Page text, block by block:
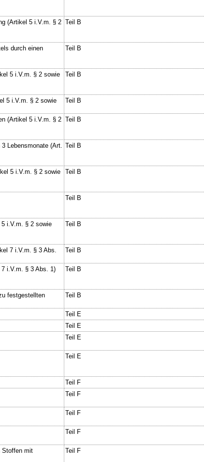
(Artikel 5 i.V.m. § 2 Teil B
durch einen
Teil B
5 i.V.m. § 2 sowie
Teil B
5 i.V.m. § 2 sowie
Teil B
(Artikel 5 i.V.m. § 2 Teil B
Lebensmonate (Art.
Teil B
5 i.V.m. § 2 sowie
Teil B
Teil B
5 i.V.m. § 2 sowie
Teil B
7 i.V.m. § 3 Abs.
Teil B
7 i.V.m. § 3 Abs. 1) Teil B
festgestellten
Teil B
Teil E
Teil E
Teil E
Teil E
Teil F
Teil F
Teil F
Teil F
Stoffen mit
Teil F